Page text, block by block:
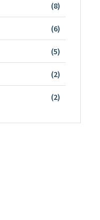
(8)
(6)
(5)
(2)
(2)